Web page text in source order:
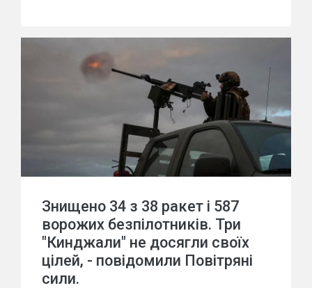
Знищено 34 з 38 ракет і 587
ворожих безпілотників. Три
"Кинджали" не досягли своїх
цілей, - повідомили Повітряні
сили.